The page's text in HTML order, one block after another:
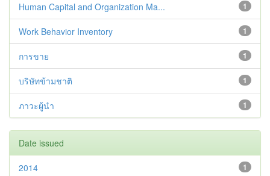
1
Human Capital and Organization Ma...
1
Work Behavior Inventory
1
การขาย
1
บริษัทข้ามชาติ
1
ภาวะผู้นำ
Date issued
1
2014